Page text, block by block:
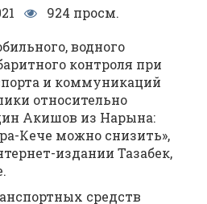
924 просм.
водного
контроля при
и коммуникаций
относительно
Акишов из Нарына:
Кече можно снизить»,
издании Тазабек,
средств